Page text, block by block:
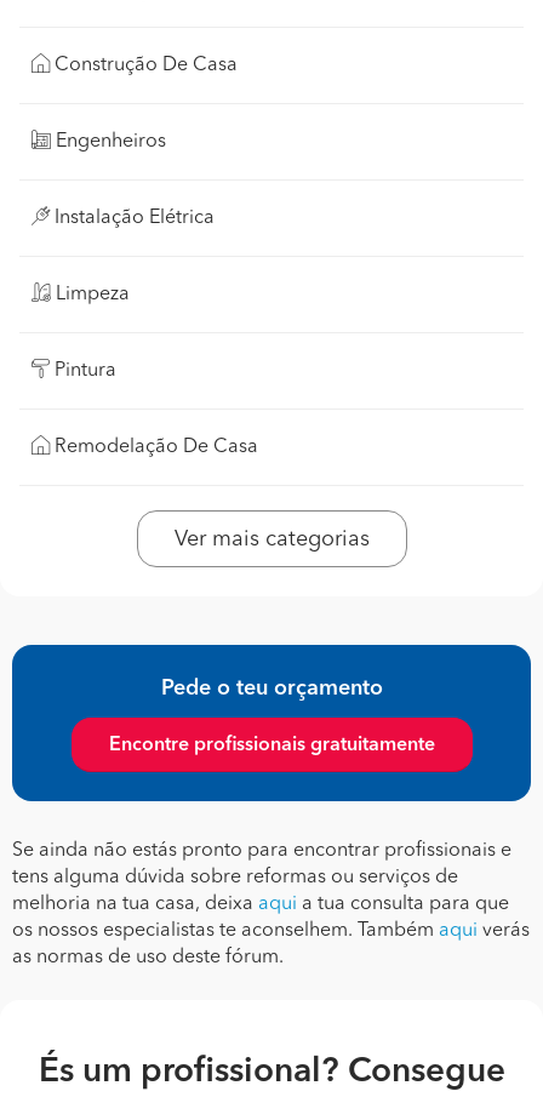
Construção De Casa
Engenheiros
Instalação Elétrica
Limpeza
Pintura
Remodelação De Casa
Ver mais categorias
Pede o teu orçamento
Encontre profissionais gratuitamente
Se ainda não estás pronto para encontrar profissionais e
tens alguma dúvida sobre reformas ou serviços de
melhoria na tua casa, deixa aqui a tua consulta para que
os nossos especialistas te aconselhem. Também aqui verás
as normas de uso deste fórum.
És um profissional? Consegue